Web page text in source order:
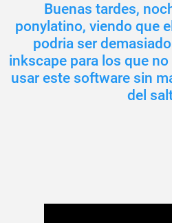
Buenas tardes,
ponylatino, viendo que
podria ser
inkscape para los que
usar este software sin
del